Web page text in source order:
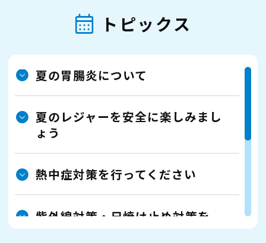
ることで血流改善が期待できます。
自由診療（2アンプル）2,600円（4アンプ
ます。
保険診療のトリガーポイント注射も行っ
詳細はこちら
ついて
算定を開始いたします。
「ベースアップ評価料」とは、医療従事
トピックス
夏の胃腸炎について
夏のレジャーを安全に楽しみまし
ょう
熱中症対策を行ってください
紫外線対策・日焼け止め対策を